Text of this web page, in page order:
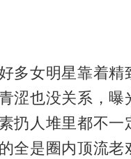
多女明星靠着
涩也没关系，曝
扔人堆里都不一
全是圈内顶流老